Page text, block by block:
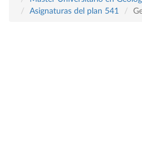
Asignaturas del plan 541